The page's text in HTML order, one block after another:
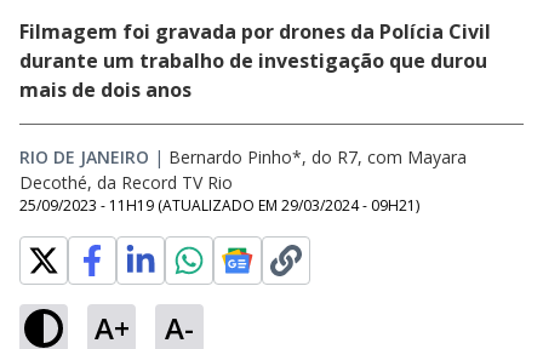
Filmagem foi gravada por drones da Polícia Civil
durante um trabalho de investigação que durou
mais de dois anos
RIO DE JANEIRO | Bernardo Pinho*, do R7, com Mayara
Decothé, da Record TV Rio
25/09/2023 - 11H19 (ATUALIZADO EM 29/03/2024 - 09H21)
A+ A-